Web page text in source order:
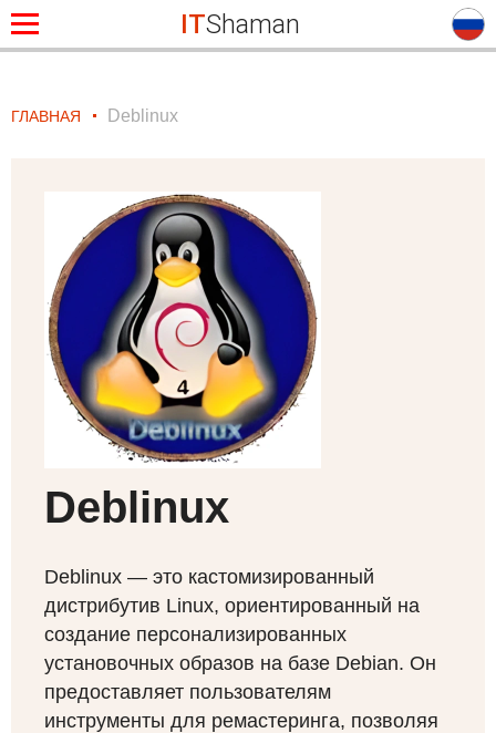
ITShaman
ГЛАВНАЯ Deblinux
Deblinux
Deblinux — это кастомизированный
дистрибутив Linux, ориентированный на
создание персонализированных
установочных образов на базе Debian. Он
предоставляет пользователям
инструменты для ремастеринга, позволяя